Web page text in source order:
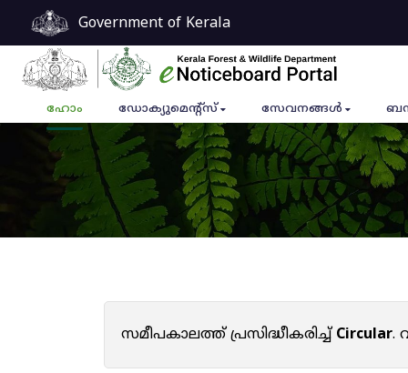
Government of Kerala
ഹോം ഡോക്യുമെൻ്റ്സ് സേവനങ്ങൾ
സമീപകാലത്ത് പ്രസിദ്ധീകരിച്ച്Circular.